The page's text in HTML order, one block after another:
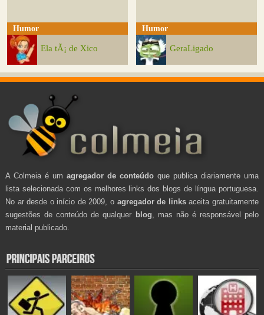
Humor
Ela tÃ¡ de Xico
Humor
GeraLigado
A Colmeia é um agregador de conteúdo que publica diariamente uma
lista selecionada com os melhores links dos blogs de língua portuguesa.
No ar desde o início de 2009, o agregador de linksaceita gratuitamente
sugestões de conteúdo de qualquer blog , mas não é responsável pelo
material publicado.